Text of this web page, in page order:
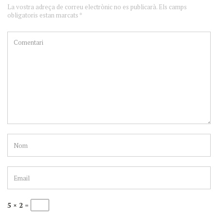
La vostra adreça de correu electrònic no es publicarà. Els camps
obligatoris estan marcats *
5 × 2 =